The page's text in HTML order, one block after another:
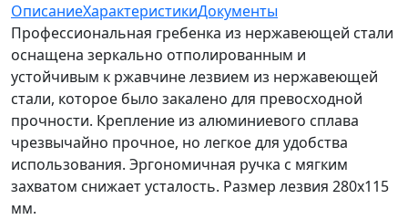
ОписаниеХарактеристикиДокументы
Профессиональная гребенка из нержавеющей стали
оснащена зеркально отполированным и
устойчивым к ржавчине лезвием из нержавеющей
стали, которое было закалено для превосходной
прочности. Крепление из алюминиевого сплава
чрезвычайно прочное, но легкое для удобства
использования. Эргономичная ручка с мягким
захватом снижает усталость. Размер лезвия 280х115
мм.